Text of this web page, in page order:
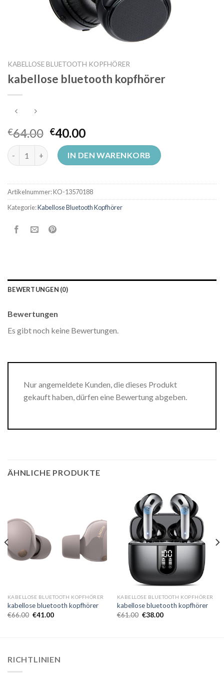
KABELLOSE BLUETOOTH KOPFHÖRER
kabellose bluetooth kopfhörer
€64.00 €40.00
kabellose bluetooth kopfhörer Menge
IN DEN WARENKORB
Artikelnummer:KO-13570188
Kategorie:Kabellose Bluetooth Kopfhörer
BEWERTUNGEN (0)
Bewertungen
Es gibt noch keine Bewertungen.
Nur angemeldete Kunden, die dieses Produkt
gekauft haben, dürfen eine Bewertung abgeben.
ÄHNLICHE PRODUKTE
KABELLOSE BLUETOOTH KOPFHÖRER
kabellose bluetooth kopfhörer
€66.00 €41.00
KABELLOSE BLUETOOTH KOPFHÖRER
kabellose bluetooth kopfhörer
€61.00 €38.00
RICHTLINIEN